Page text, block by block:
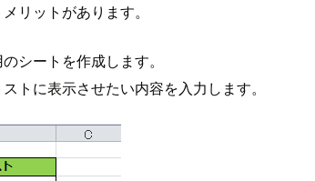
リットがあります。
シートを作成します。
トに表示させたい内容を入力します。